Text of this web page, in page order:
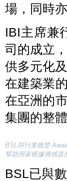
場，同時
IBI主席兼
司的成立
供多元化
在建築業
在亞洲的
集團的整
BSL與行業翹楚
幫助用家根據傳感器
BSL已與